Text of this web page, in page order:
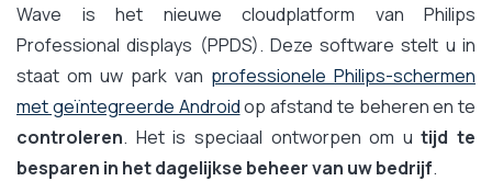
Wave is het nieuwe cloudplatform van Philips
Professional displays (PPDS). Deze software stelt u in
staat om uw park van professionele Philips-schermen
met geïntegreerde Androidop afstand te beheren en te
controleren. Het is speciaal ontworpen om utijd te
besparen in het dagelijkse beheer van uw bedrijf.